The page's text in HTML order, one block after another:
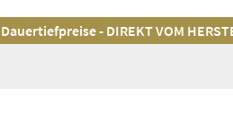
- DIREKT VOM